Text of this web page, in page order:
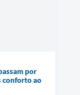
por
conforto ao